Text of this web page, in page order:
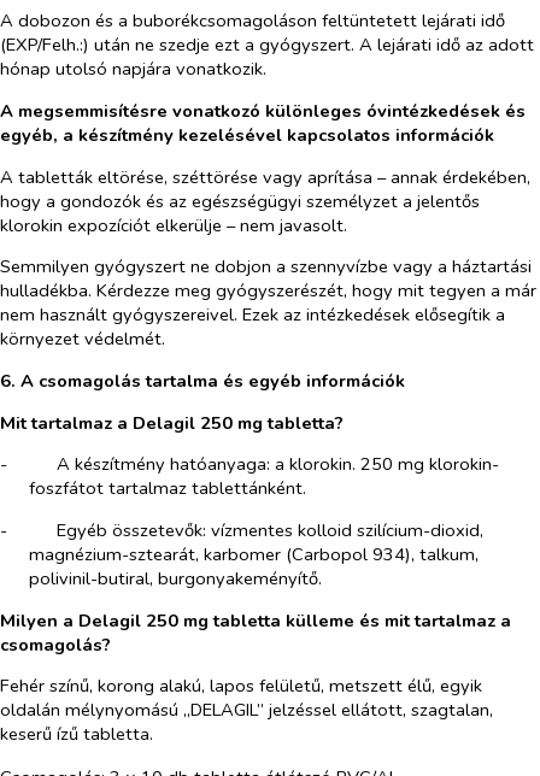
A dobozon és a buborékcsomagoláson feltüntetett lejárati idő
(EXP/Felh.:) után ne szedje ezt a gyógyszert. A lejárati idő az adott
hónap utolsó napjára vonatkozik.
A megsemmisítésre vonatkozó különleges óvintézkedések és
egyéb, a készítmény kezelésével kapcsolatos információk
A tabletták eltörése, széttörése vagy aprítása – annak érdekében,
hogy a gondozók és az egészségügyi személyzet a jelentős
klorokin expozíciót elkerülje – nem javasolt.
Semmilyen gyógyszert ne dobjon a szennyvízbe vagy a háztartási
hulladékba. Kérdezze meg gyógyszerészét, hogy mit tegyen a már
nem használt gyógyszereivel. Ezek az intézkedések elősegítik a
környezet védelmét.
6. A csomagolás tartalma és egyéb információk
Mit tartalmaz a Delagil 250 mg tabletta?
-​
A készítmény hatóanyaga: a klorokin. 250 mg klorokin-
foszfátot tartalmaz tablettánként.
-​
Egyéb összetevők: vízmentes kolloid szilícium-dioxid,
magnézium-sztearát, karbomer (Carbopol 934), talkum,
polivinil-butiral, burgonyakeményítő.
Milyen a Delagil 250 mg tabletta külleme és mit tartalmaz a
csomagolás?
Fehér színű, korong alakú, lapos felületű, metszett élű, egyik
oldalán mélynyomású „DELAGIL” jelzéssel ellátott, szagtalan,
keserű ízű tabletta.